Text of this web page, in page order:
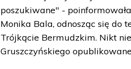
poszukiwane" -
Monika Bala, odnosząc się
Trójkącie Bermudzkim. Nikt
Gruszczyńskiego